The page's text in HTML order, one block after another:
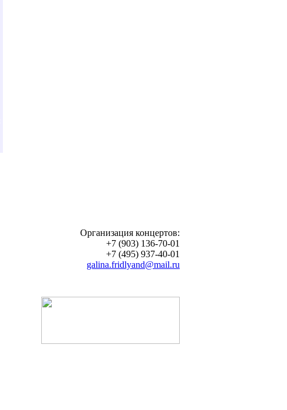
Организация концертов:
+7 (903) 136-70-01
+7 (495) 937-40-01
galina.fridlyand@mail.ru